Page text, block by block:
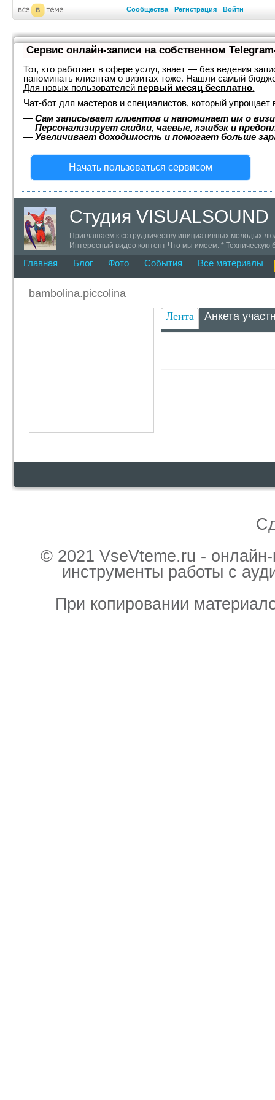
Сообщества Регистрация Войти
Сервис онлайн-записи на собственном
Тот, кто работает в сфере услуг, знает — без ведения
напоминать клиентам о визитах тоже. Нашли самый
Для новых пользователей первый месяц бесплатно.
Чат-бот для мастеров и специалистов, который упрощает
— Сам записывает клиентов и напоминает им о
— Персонализирует скидки, чаевые, кэшбэк и
— Увеличивает доходимость и помогает больше
Начать пользоваться сервисом
Студия VISUALSOUND
Приглашаем к сотрудничеству инициативных молодых
Интересный видео контент Что мы имеем: *
Главная Блог Фото События Все материалы
bambolina.piccolina
Лента
Анкета
© 2021 VseVteme.ru -
инструменты работы с
При копировании